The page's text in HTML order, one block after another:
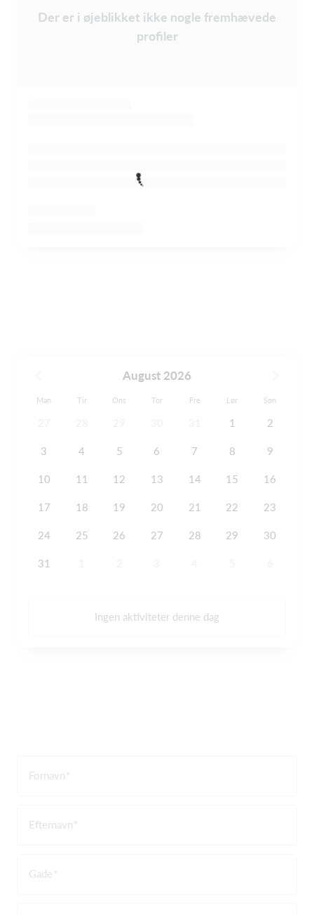
Der er i øjeblikket ikke nogle fremhævede
profiler
August 2026
Man Tir Ons Tor Fre Lør Søn
1 2
3 4 5 6 7 8 9
10 11 12 13 14 15 16
17 18 19 20 21 22 23
24 25 26 27 28 29 30
31
Ingen aktiviteter denne dag
Fornavn
Efternavn
Gade